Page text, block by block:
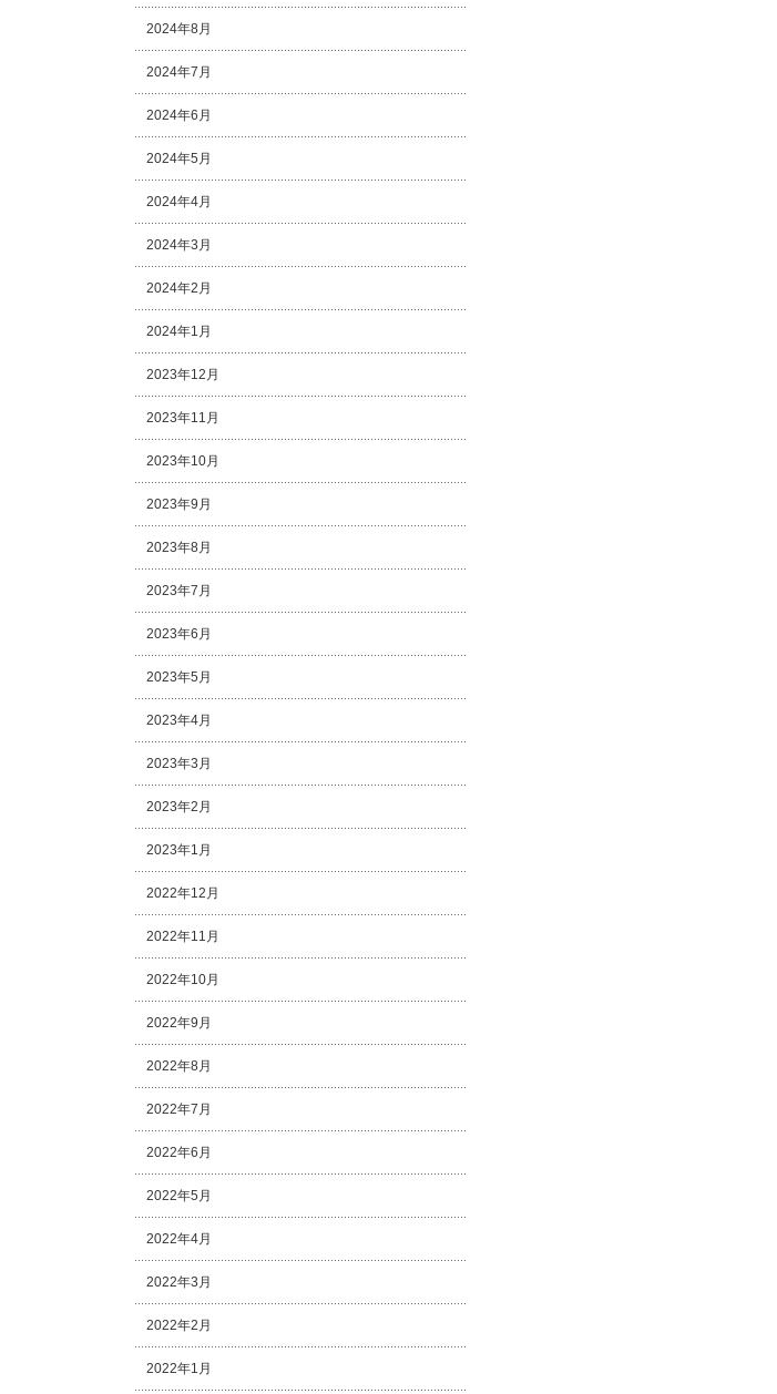
2024年8月
2024年7月
2024年6月
2024年5月
2024年4月
2024年3月
2024年2月
2024年1月
2023年12月
2023年11月
2023年10月
2023年9月
2023年8月
2023年7月
2023年6月
2023年5月
2023年4月
2023年3月
2023年2月
2023年1月
2022年12月
2022年11月
2022年10月
2022年9月
2022年8月
2022年7月
2022年6月
2022年5月
2022年4月
2022年3月
2022年2月
2022年1月